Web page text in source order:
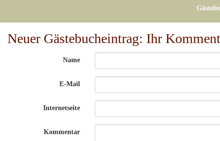
Neuer Gästebucheintrag: Ihr
Name
E-Mail
Internetseite
Kommentar